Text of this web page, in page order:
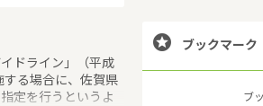
ドライン」（平成
る場合に、佐賀県
定を行うというよ
 ブックマーク
ブ